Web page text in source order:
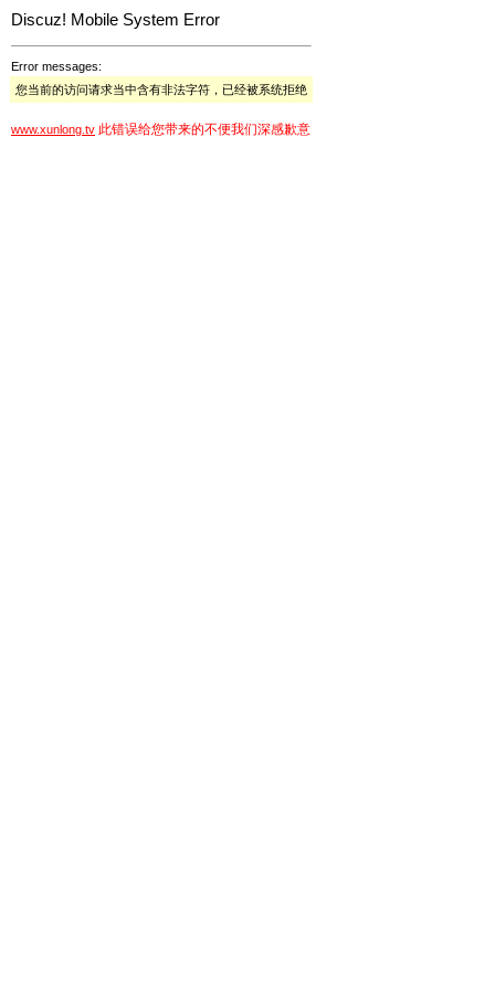
Discuz! Mobile System Error
Error messages:
您当前的访问请求当中含有非法字符，已经被系统拒绝
www.xunlong.tv 此错误给您带来的不便我们深感歉意